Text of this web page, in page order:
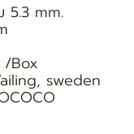
5.3 mm.
/Box
sweden